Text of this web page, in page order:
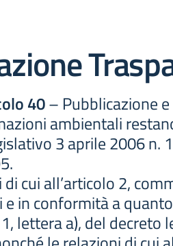
40– Pubblicazione
ambientali
3 aprile 2006 n.
cui all’articolo 2,
in conformità a
lettera a), del